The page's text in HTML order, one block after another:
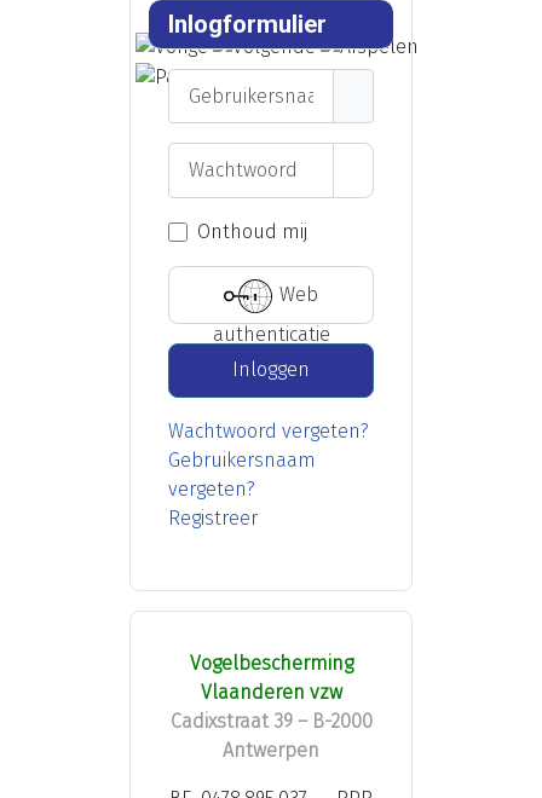
Inlogformulier
Gebruikersnaam
Wachtwoord
Onthoud mij
authenticatie
Inloggen
Wachtwoord vergeten?
Gebruikersnaam
vergeten?
Registreer
Vogelbescherming
Vlaanderen vzw
Cadixstraat 39 – B-2000
Antwerpen